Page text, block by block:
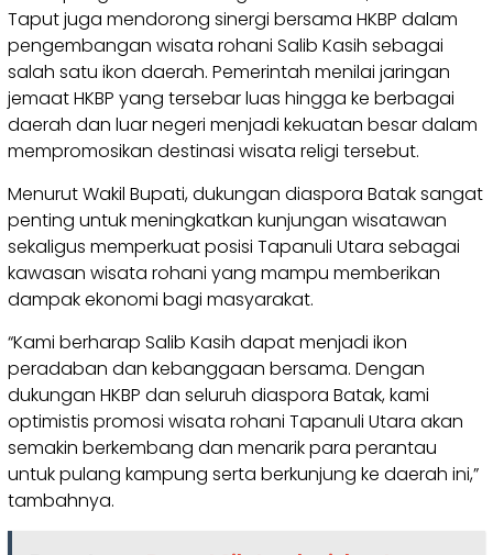
Taput juga mendorong sinergi bersama HKBP dalam
pengembangan wisata rohani Salib Kasih sebagai
salah satu ikon daerah. Pemerintah menilai jaringan
jemaat HKBP yang tersebar luas hingga ke berbagai
daerah dan luar negeri menjadi kekuatan besar dalam
mempromosikan destinasi wisata religi tersebut.
Menurut Wakil Bupati, dukungan diaspora Batak sangat
penting untuk meningkatkan kunjungan wisatawan
sekaligus memperkuat posisi Tapanuli Utara sebagai
kawasan wisata rohani yang mampu memberikan
dampak ekonomi bagi masyarakat.
“Kami berharap Salib Kasih dapat menjadi ikon
peradaban dan kebanggaan bersama. Dengan
dukungan HKBP dan seluruh diaspora Batak, kami
optimistis promosi wisata rohani Tapanuli Utara akan
semakin berkembang dan menarik para perantau
untuk pulang kampung serta berkunjung ke daerah ini,”
tambahnya.